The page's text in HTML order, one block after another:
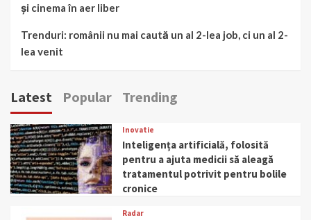
și cinema în aer liber
Trenduri: românii nu mai caută un al 2-lea job, ci un al 2-
lea venit
Latest Popular Trending
Inovatie
Inteligența artificială, folosită
pentru a ajuta medicii să aleagă
tratamentul potrivit pentru bolile
cronice
Radar